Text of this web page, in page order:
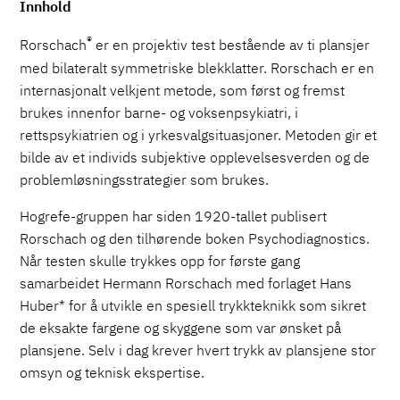
Innhold
Rorschach® er en projektiv test bestående av ti plansjer
med bilateralt symmetriske blekklatter. Rorschach er en
internasjonalt velkjent metode, som først og fremst
brukes innenfor barne- og voksenpsykiatri, i
rettspsykiatrien og i yrkesvalgsituasjoner. Metoden gir et
bilde av et individs subjektive opplevelsesverden og de
problemløsningsstrategier som brukes.
Hogrefe-gruppen har siden 1920-tallet publisert
Rorschach og den tilhørende boken Psychodiagnostics.
Når testen skulle trykkes opp for første gang
samarbeidet Hermann Rorschach med forlaget Hans
Huber* for å utvikle en spesiell trykkteknikk som sikret
de eksakte fargene og skyggene som var ønsket på
plansjene. Selv i dag krever hvert trykk av plansjene stor
omsyn og teknisk ekspertise.